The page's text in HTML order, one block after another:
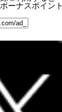
ボーナスポイント